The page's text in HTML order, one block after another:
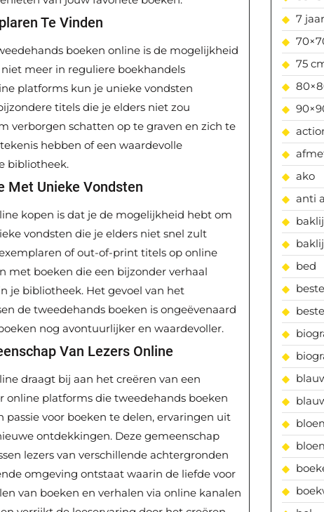
Te Vinden
boeken online is de mogelijkheid
meer in reguliere boekhandels
platforms kun je unieke vondsten
titels die je elders niet zou
verborgen schatten op te graven en zich te
hebben of een waardevolle
bibliotheek.
Met Unieke Vondsten
kopen is dat je de mogelijkheid hebt om
vondsten die je elders niet snel zult
of out-of-print titels op online
met boeken die een bijzonder verhaal
je bibliotheek. Het gevoel van het
de tweedehands boeken is ongeëvenaard
nog avontuurlijker en waardevoller.
Van Lezers Online
draagt bij aan het creëren van een
online platforms die tweedehands boeken
voor boeken te delen, ervaringen uit
ontdekkingen. Deze gemeenschap
lezers van verschillende achtergronden
omgeving ontstaat waarin de liefde voor
van boeken en verhalen via online kanalen
7 jaar
75
ako
anti
bed